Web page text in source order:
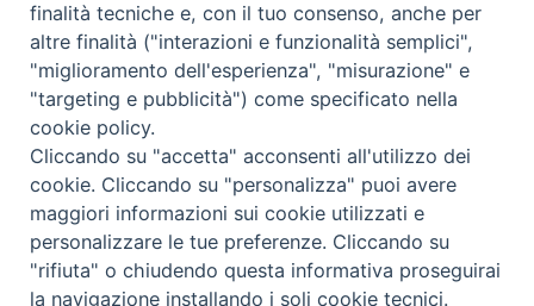
Piazza Duomo, 11 - 27100 Pavia - Tel. 0382.386511 - Fax
0382.386525 - servizigenerali@diocesi.pavia.it-Privacy
policy
Facebook
finalità tecniche e, con il tuo consenso, anche per
altre finalità ("interazioni e funzionalità semplici",
"miglioramento dell'esperienza", "misurazione" e
"targeting e pubblicità") come specificato nella
cookie policy.
Cliccando su "accetta" acconsenti all'utilizzo dei
cookie. Cliccando su "personalizza" puoi avere
maggiori informazioni sui cookie utilizzati e
personalizzare le tue preferenze. Cliccando su
"rifiuta" o chiudendo questa informativa proseguirai
la navigazione installando i soli cookie tecnici.